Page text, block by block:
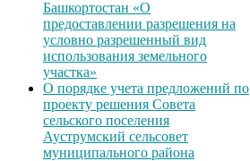
Башкортостан «О
предоставлении разрешения на
условно разрешенный вид
использования земельного
участка»
О порядке учета предложений по
проекту решения Совета
сельского поселения
Ауструмский сельсовет
муниципального района